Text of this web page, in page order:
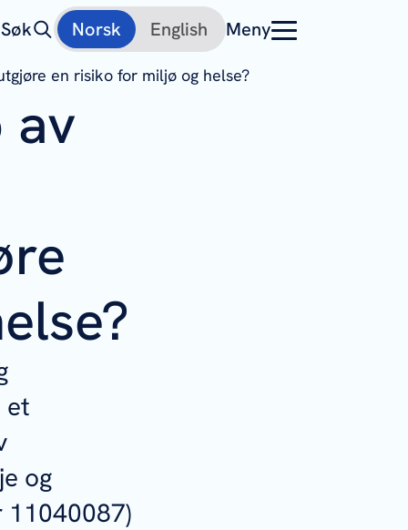
Søk Norsk English Meny
en risiko for miljø og helse?
av
et
og